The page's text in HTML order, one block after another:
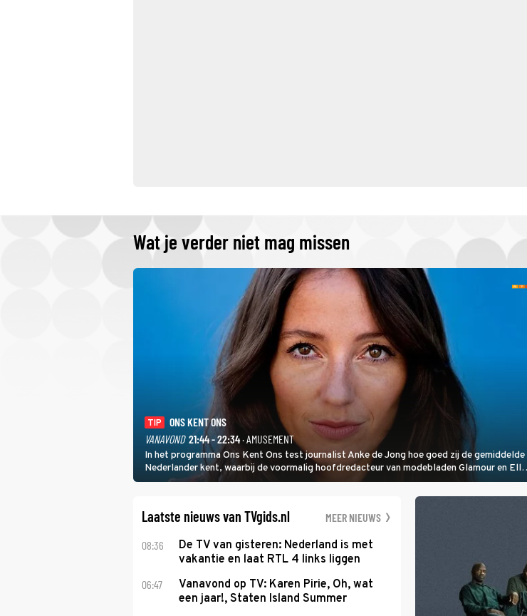
Wat je verder niet mag missen
TIP
ONS KENT ONS
VANAVOND 21:44 - 22:34· AMUSEMENT
In het programma Ons Kent Ons test journalist Anke de Jong hoe goed zij de gemiddelde
Nederlander kent, waarbij de voormalig hoofdredacteur van modebladen Glamour en Elle
het samen met rapper Keizer opneemt tegen Edson da Graça en Marc-Marie Huijbregts.
Laatste nieuws van TVgids.nl MEER NIEUWS
08:36
De TV van gisteren: Nederland is met
vakantie en laat RTL 4 links liggen
06:47
Vanavond op TV: Karen Pirie, Oh, wat
een jaar!, Staten Island Summer